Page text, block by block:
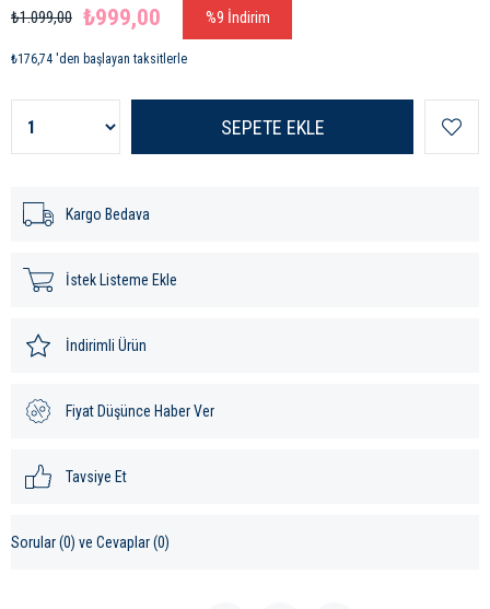
₺1.099,00 ₺999,00 %9 İndirim
₺176,74 'den başlayan taksitlerle
Kargo Bedava
İstek Listeme Ekle
İndirimli Ürün
Fiyat Düşünce Haber Ver
Tavsiye Et
Sorular (0) ve Cevaplar (0)